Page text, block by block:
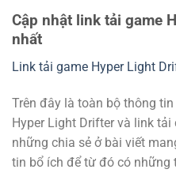
Cập nhật link tải game
nhất
Link tải game Hyper Light
Trên đây là toàn bộ thông
Hyper Light Drifter và link
những chia sẻ ở bài viết
tin bổ ích để từ đó có những